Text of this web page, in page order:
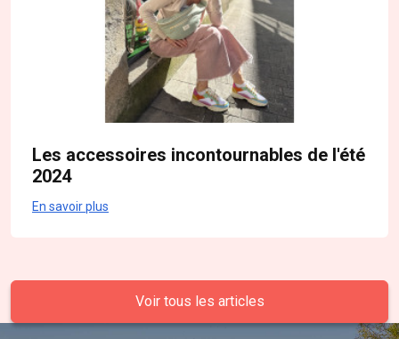
Les accessoires incontournables de l'été
2024
En savoir plus
Voir tous les articles